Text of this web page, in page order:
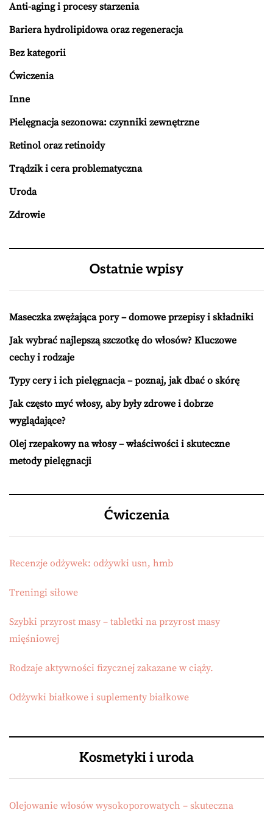
Anti-aging i procesy starzenia
Bariera hydrolipidowa oraz regeneracja
Bez kategorii
Ćwiczenia
Inne
Pielęgnacja sezonowa: czynniki zewnętrzne
Retinol oraz retinoidy
Trądzik i cera problematyczna
Uroda
Zdrowie
Ostatnie wpisy
Maseczka zwężająca pory – domowe przepisy i składniki
Jak wybrać najlepszą szczotkę do włosów? Kluczowe
cechy i rodzaje
Typy cery i ich pielęgnacja – poznaj, jak dbać o skórę
Jak często myć włosy, aby były zdrowe i dobrze
wyglądające?
Olej rzepakowy na włosy – właściwości i skuteczne
metody pielęgnacji
Ćwiczenia
Recenzje odżywek: odżywki usn, hmb
Treningi siłowe
Szybki przyrost masy – tabletki na przyrost masy
mięśniowej
Rodzaje aktywności fizycznej zakazane w ciąży.
Odżywki białkowe i suplementy białkowe
Kosmetyki i uroda
Olejowanie włosów wysokoporowatych – skuteczna